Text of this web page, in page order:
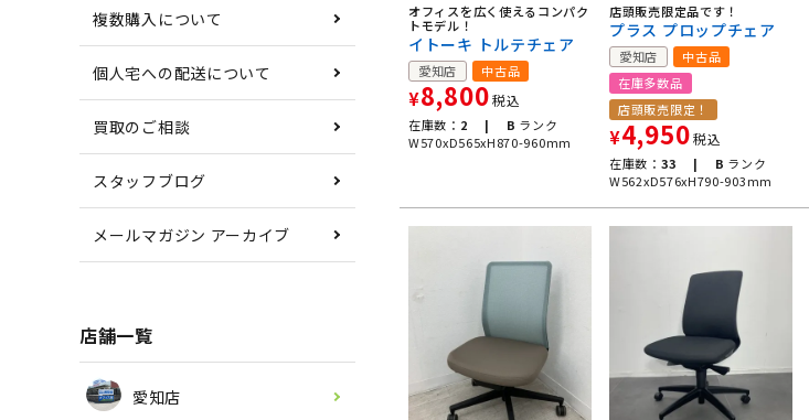
複数購入について
個人宅への配送について
買取のご相談
スタッフブログ
メールマガジン アーカイブ
店舗一覧
愛知店
オフィスを広く使えるコンパク
トモデル！
イトーキ トルテチェア
愛知店 中古品
¥8,800税込
在庫数： 2 | B ランク
W570xD565xH870-960mm
店頭販売限定品です！
プラス プロップチェア
愛知店
中古品
在庫多数品
店頭販売限定！
¥4,950税込
在庫数： 33 | B ランク
W562xD576xH790-903mm